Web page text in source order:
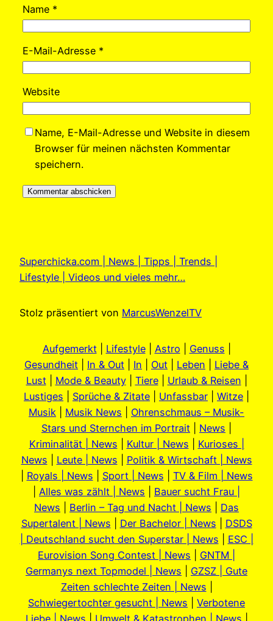
Name *
E-Mail-Adresse *
Website
Name, E-Mail-Adresse und Website in diesem
Browser für meinen nächsten Kommentar
speichern.
Superchicka.com | News | Tipps | Trends |
Lifestyle | Videos und vieles mehr…
Stolz präsentiert von MarcusWenzelTV
Aufgemerkt| Lifestyle| Astro Genuss
Gesundheit
In & Out In Out Leben
Liebe &
Lust| Mode & Beauty| Tiere| Urlaub & Reisen
Lustiges
Sprüche & Zitate Unfassbar Witze
Musik
Musik News
Ohrenschmaus – Musik-
Stars und Sternchen im Portrait
News
Kriminalität | News
Kultur | News
Kurioses |
News
Leute | News
Politik & Wirtschaft | News
Royals | News Sport | News
TV & Film | News
Alles was zählt | News
Bauer sucht Frau |
News
Berlin – Tag und Nacht | News
Das
Supertalent | News
Der Bachelor | News
DSDS
| Deutschland sucht den Superstar | News
ESC |
Eurovision Song Contest | News
GNTM |
Germanys next Topmodel | News
GZSZ | Gute
Zeiten schlechte Zeiten | News
Schwiegertochter gesucht | News
Verbotene
Liebe | News
Umwelt & Katastrophen | News